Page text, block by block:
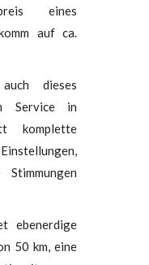
eines
auf ca.
dieses
Service in
komplette
Stimmungen
ebenerdige
50 km, eine